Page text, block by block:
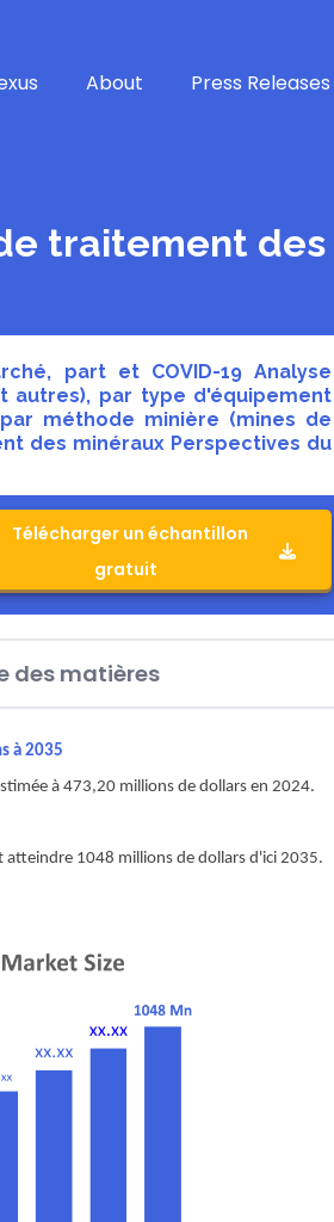
About Press Releases
traitement
part et COVID-19 Analyse
autres), par type d'équipement
méthode minière (mines de
des minéraux Perspectives du
Télécharger un échantillon
gratuit
des matières
à 2035
à 473,20 millions de dollars en 2024.
atteindre 1048 millions de dollars d'ici 2035.